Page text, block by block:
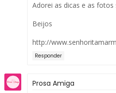
Adorei as dicas e as fotos
Beijos
http://
Responder
Prosa Amiga